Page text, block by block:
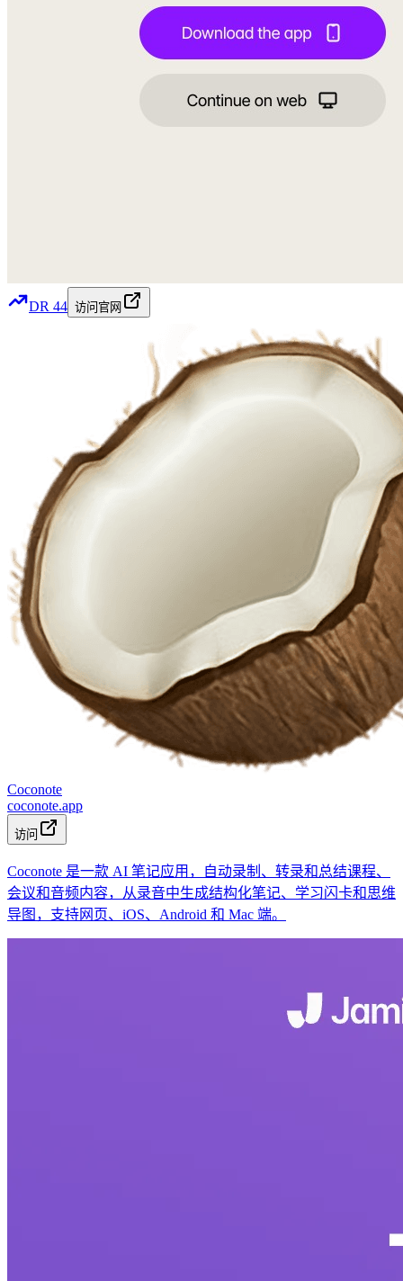
DR 44 访问官网
Coconote
coconote.app
访问
Coconote 是一款 AI 笔记应用，自动录制、转录和总结课程、
会议和音频内容，从录音中生成结构化笔记、学习闪卡和思维
导图，支持网页、iOS、Android 和 Mac 端。